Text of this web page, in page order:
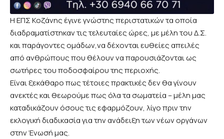
Η ΕΠΣ Κοζάνης έγινε γνώστης περιστατικών τα οποία
διαδραματίστηκαν τις τελευταίες ώρες, με μέλη του Δ.Σ.
και παράγοντες ομάδων,να δέχονται ευθείες απειλές
από ανθρώπους που θέλουν να παρουσιάζονται ως
σωτήρες του ποδοσφαίρου της περιοχής.
Είναι ξεκάθαρο πως τέτοιες πρακτικές δεν θα γίνουν
ανεκτές και θεωρούμε πως όλα τα σωματεία – μέλη μας
καταδικάζουν όσους τις εφαρμόζουν, λίγο πριν την
εκλογική διαδικασία για την ανάδειξη των νέων οργάνων
στην Ένωσή μας.